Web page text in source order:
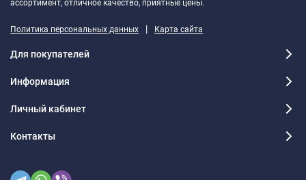
ассортимент, отличное качество, приятные цены.
Политика персональных данных | Карта сайта
Для покупателей
Информация
Личный кабинет
Контакты